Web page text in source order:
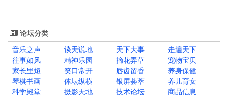
论坛分类
音乐之声
谈天说地 天下大事
走遍天下
往事如风
精神乐园 摘花弄草
宠物宝贝
家长里短
笑口常开 唇齿留香
养身保健
琴棋书画
体坛纵横 银屏荟萃
养儿育女
科学殿堂
摄影天地 技术论坛
商品信息